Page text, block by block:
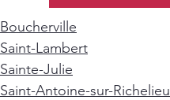
Boucherville
Saint-Lambert
Sainte-Julie
Saint-Antoine-sur-Richelieu